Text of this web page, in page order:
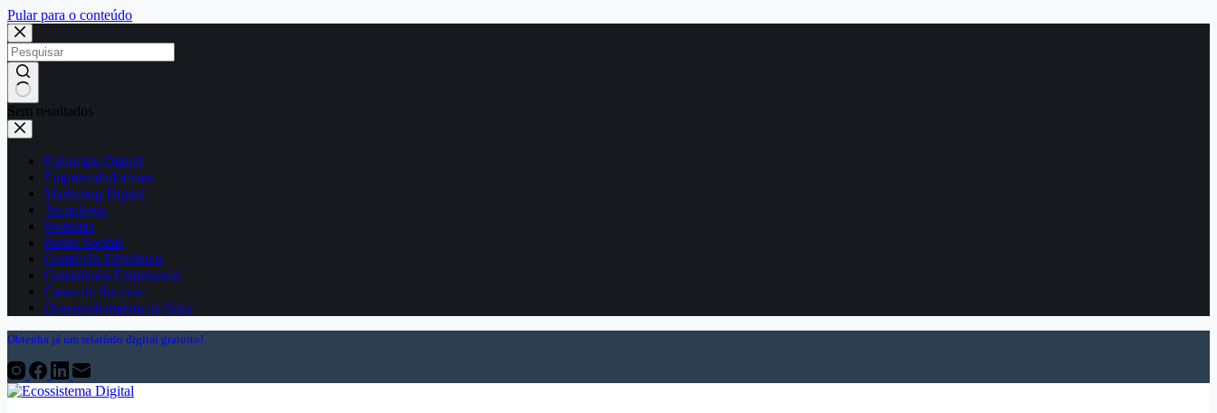
Pular para o conteúdo
Sem resultados
Estratégia Digital
Empreendedorismo
Marketing Digital
Tecnologia
Websites
Redes Sociais
Comércio Eletrónico
Consultoria Empresarial
Casos de Sucesso
Desenvolvimento de Sites
Obtenha já um relatório digital gratuito!